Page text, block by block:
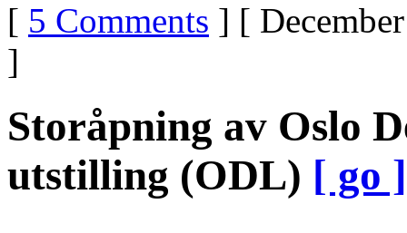
[ 5 Comments ] [
]
Storåpning av Oslo
utstilling (ODL) [ go ]